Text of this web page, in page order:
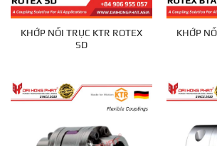
KHỚP NỐI TRỤC KTR ROTEX
SD
KHỚP